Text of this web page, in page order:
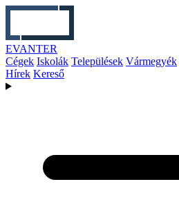
EVANTER
Cégek Iskolák Települések Vármegyék
Hírek Kereső